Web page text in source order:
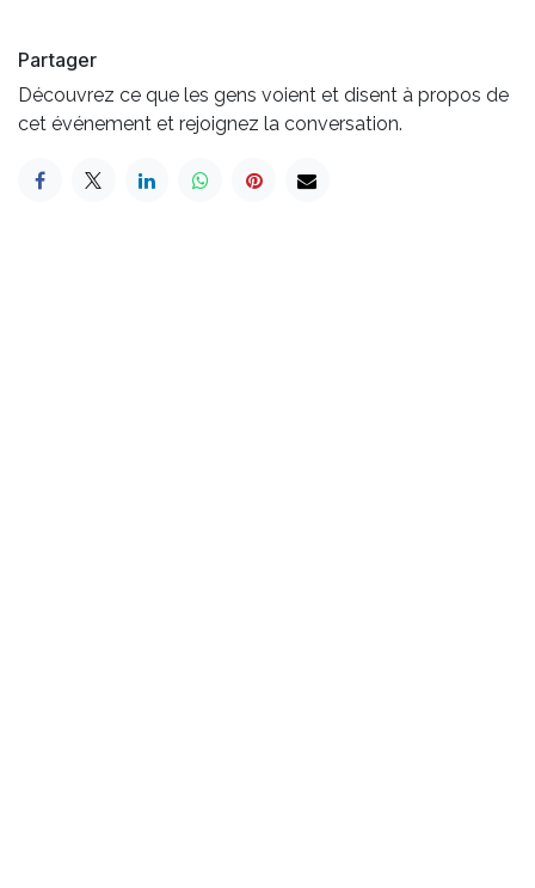
Partager
Découvrez ce que les gens voient et disent à propos de
cet événement et rejoignez la conversation.